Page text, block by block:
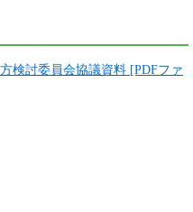
検討委員会協議資料 [PDFファ